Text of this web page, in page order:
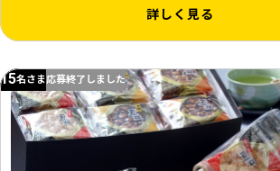
詳しく見る
15名さま応募終了しました